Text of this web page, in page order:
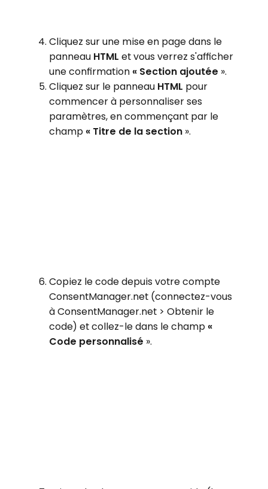
Cliquez sur une mise en page dans le
panneau HTML et vous verrez s'afficher
une confirmation « Section ajoutée ».
Cliquez sur le panneau HTML pour
commencer à personnaliser ses
paramètres, en commençant par le
champ « Titre de la section».
Copiez le code depuis votre compte
ConsentManager.net (connectez-vous
à ConsentManager.net > Obtenir le
code) et collez-le dans le champ «
Code personnalisé ».